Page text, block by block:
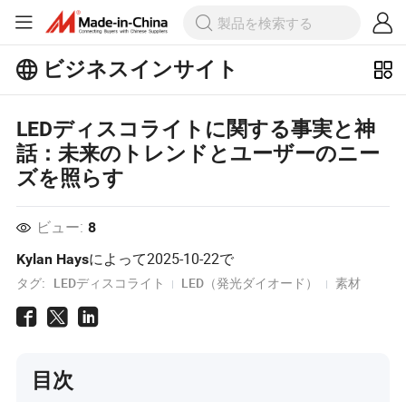
ビジネスインサイト
もっとチェックしよう！
もっと見る
LEDディスコライトに関する事実と神
話：未来のトレンドとユーザーのニー
ズを照らす
ビュー: 8
Kylan Haysによって2025-10-22で
タグ: LEDディスコライト LED（発光ダイオード） 素材
目次